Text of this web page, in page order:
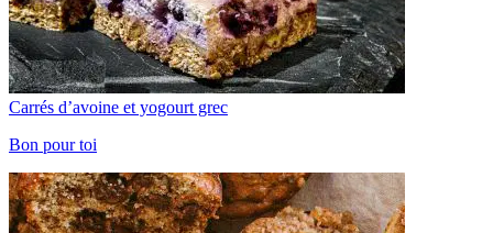
Carrés d’avoine et yogourt grec
Bon pour toi